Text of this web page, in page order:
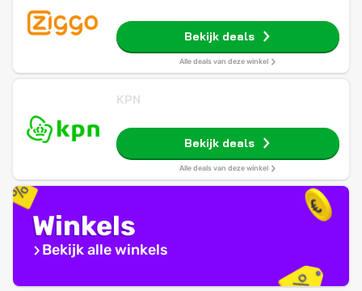
Bekijk deals
Alle deals van deze winkel
KPN
Bekijk deals
Alle deals van deze winkel
Winkels
Bekijk alle winkels